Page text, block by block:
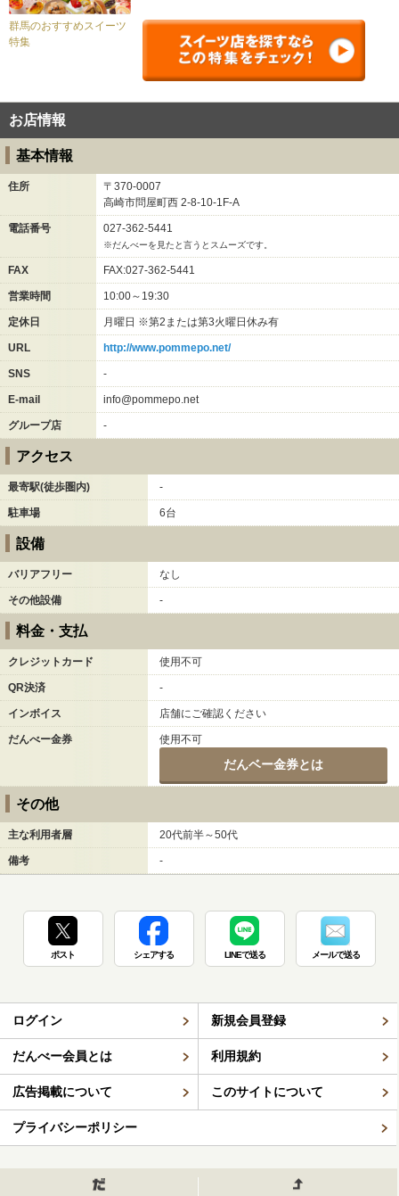
群馬のおすすめスイーツ
特集
お店情報
基本情報
住所
〒370-0007
高崎市問屋町西 2-8-10-1F-A
電話番号 027-362-5441
※だんべーを見たと言うとスムーズです。
FAX FAX:027-362-5441
営業時間 10:00～19:30
定休日 月曜日 ※第2または第3火曜日休み有
URL http://www.pommepo.net/
SNS -
E-mail info@pommepo.net
グループ店 -
アクセス
最寄駅(徒歩圏内) -
駐車場 6台
設備
バリアフリー なし
その他設備 -
料金・支払
クレジットカード 使用不可
QR決済 -
インボイス 店舗にご確認ください
だんべー金券 使用不可
だんベー金券とは
その他
主な利用者層 20代前半～50代
備考 -
ポスト シェアする LINEで送る メールで送る
ログイン 新規会員登録
だんべー会員とは 利用規約
広告掲載について このサイトについて
プライバシーポリシー